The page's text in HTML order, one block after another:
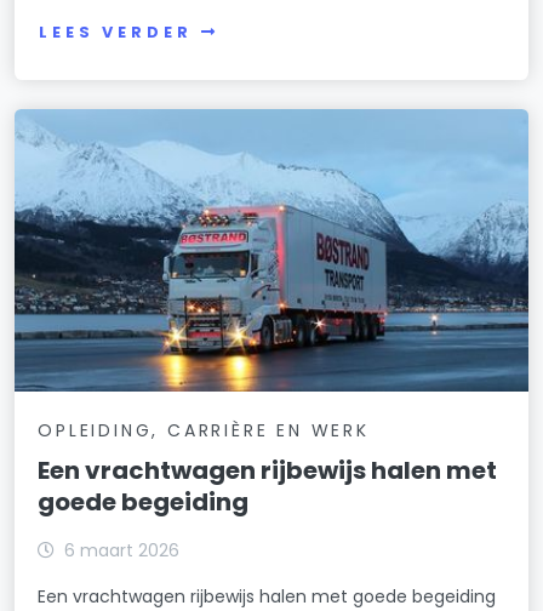
LEES VERDER
OPLEIDING, CARRIÈRE EN WERK
Een vrachtwagen rijbewijs halen met
goede begeiding
6 maart 2026
Een vrachtwagen rijbewijs halen met goede begeiding